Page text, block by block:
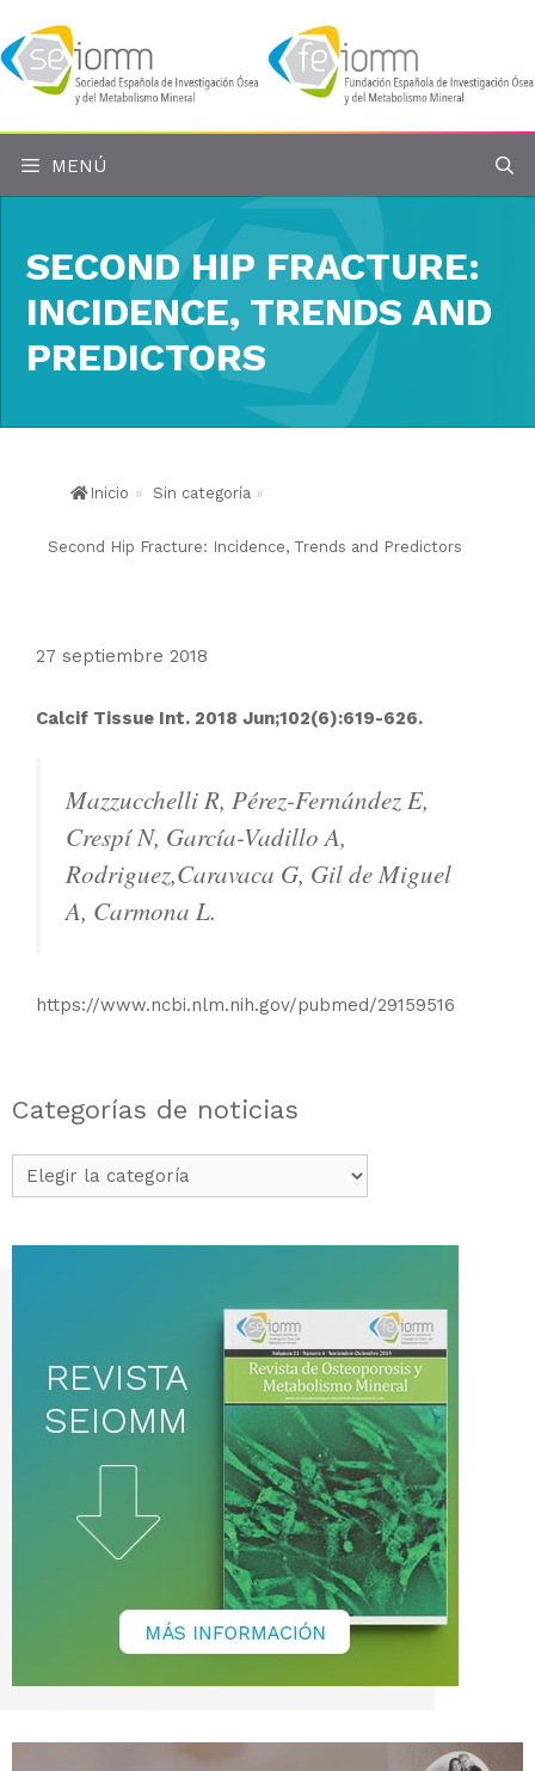
al
contenido
MENÚ
SECOND HIP FRACTURE:
INCIDENCE, TRENDS AND
PREDICTORS
Inicio » Sin categoría »
Second Hip Fracture: Incidence, Trends and Predictors
27 septiembre 2018
Calcif Tissue Int. 2018 Jun;102(6):619-626.
Mazzucchelli R, Pérez-Fernández E,
Crespí N, García-Vadillo A,
Rodriguez,Caravaca G, Gil de Miguel
A, Carmona L.
https://www.ncbi.nlm.nih.gov/pubmed/29159516
Categorías de noticias
Categorías
de